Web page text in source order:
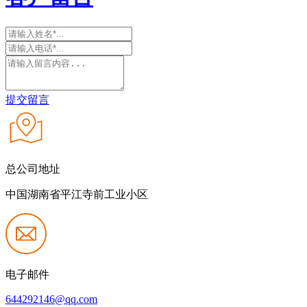
提交留言
总公司地址
中国湖南省平江寺前工业小区
电子邮件
644292146@qq.com